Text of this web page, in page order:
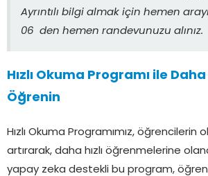
Ayrıntılı bilgi almak için hemen
06 den hemen randevunuzu alınız.
Hızlı Okuma Programı ile Daha
Öğrenin
Hızlı Okuma Programımız, öğrencilerin
artırarak, daha hızlı öğrenmelerine
yapay zeka destekli bu program,